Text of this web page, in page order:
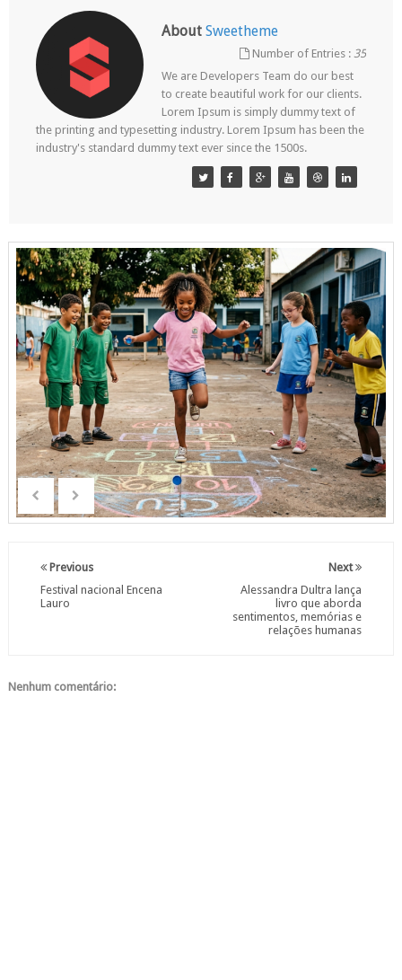
About Sweetheme
Number of Entries :35
We are Developers Team do our best
to create beautiful work for our clients.
Lorem Ipsum is simply dummy text of
the printing and typesetting industry. Lorem Ipsum has been the
industry's standard dummy text ever since the 1500s.
Next
Alessandra Dultra lança
livro que aborda
sentimentos, memórias e
relações humanas
Previous
Festival nacional Encena
Lauro
Nenhum comentário: